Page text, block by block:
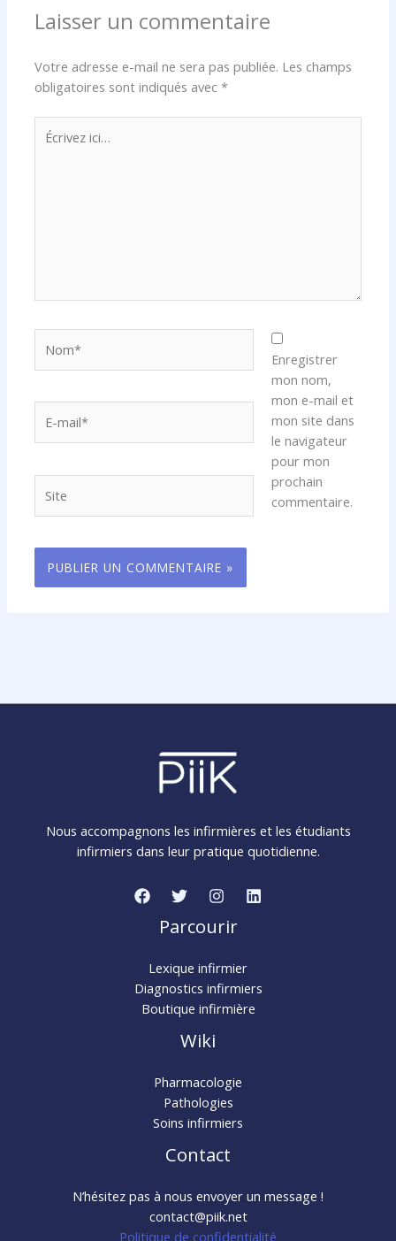
Laisser un commentaire
Votre adresse e-mail ne sera pas publiée. Les champs
obligatoires sont indiqués avec*
Écrivez
ici…
mail*
Enregistrer
mon nom,
mon e-mail et
mon site dans
le navigateur
pour mon
prochain
commentaire.
Nous accompagnons les infirmières et les étudiants
infirmiers dans leur pratique quotidienne.
Parcourir
Lexique infirmier
Diagnostics infirmiers
Boutique infirmière
Wiki
Pharmacologie
Pathologies
Soins infirmiers
Contact
N’hésitez pas à nous envoyer un message !
contact@piik.net
Politique de confidentialité